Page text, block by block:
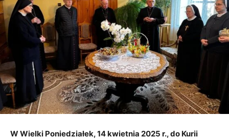
W Wielki Poniedziałek, 14 kwietnia 2025 r., do Kurii